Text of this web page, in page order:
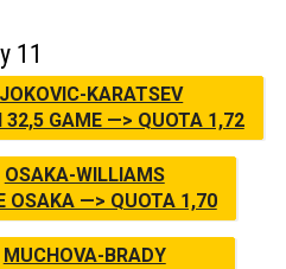
11
KARATSEV
32,5 GAME —> QUOTA 1,72
OSAKA-WILLIAMS
OSAKA —> QUOTA 1,70
MUCHOVA-BRADY